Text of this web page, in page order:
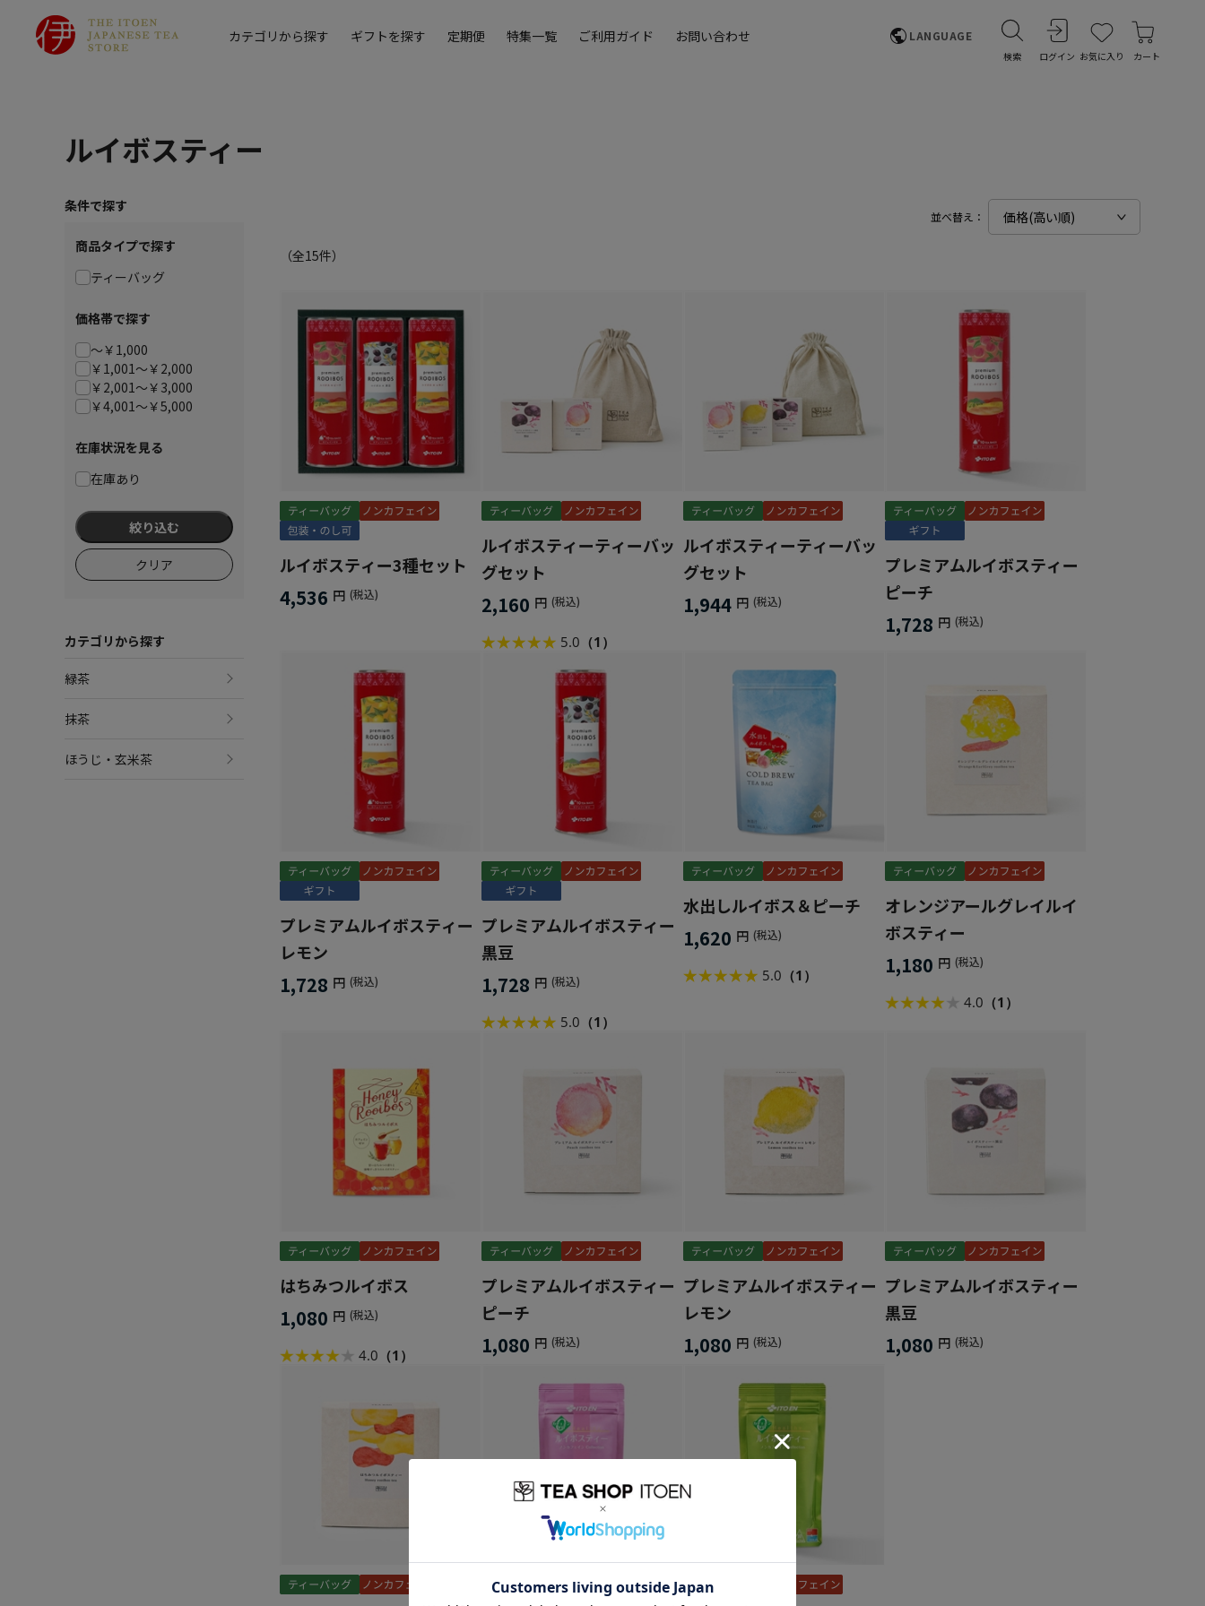
カテゴリから探す ギフトを探す 定期便 特集一覧 ご利用ガイド お問い合わせ LANGUAGE
検索 ログイン お気に入り カート
ルイボスティー
条件で探す
商品タイプで探す
ティーバッグ
価格帯で探す
～￥1,000
￥1,001～￥2,000
￥2,001～￥3,000
￥4,001～￥5,000
在庫状況を見る
在庫あり
絞り込む
クリア
カテゴリから探す
緑茶
抹茶
ほうじ・玄米茶
並べ替え：
（全15件）
ルイボスティー3種セット
4,536 円 (税込)
ルイボスティーティーバッ
グセット
2,160 円 (税込)
5.0 （1）
ルイボスティーティーバッ
グセット
1,944 円 (税込)
プレミアムルイボスティー
ピーチ
1,728 円 (税込)
プレミアムルイボスティー
レモン
1,728 円 (税込)
プレミアムルイボスティー
黒豆
1,728 円 (税込)
5.0 （1）
水出しルイボス＆ピーチ
1,620 円 (税込)
5.0 （1）
オレンジアールグレイルイ
ボスティー
1,180 円 (税込)
4.0 （1）
はちみつルイボス
1,080 円 (税込)
4.0 （1）
プレミアムルイボスティー
ピーチ
1,080 円 (税込)
プレミアムルイボスティー
レモン
1,080 円 (税込)
プレミアムルイボスティー
黒豆
1,080 円 (税込)